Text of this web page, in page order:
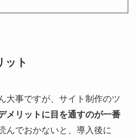
ット
大事ですが、サイト制作のツ
メリットに目を通すのが一番
んでおかないと、導入後に